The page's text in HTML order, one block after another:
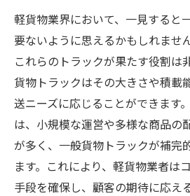
軽貨物業界において、一見すると
要ないように思えるかもしれませ
これらのトラックが果たす役割は
貨物トラックはその大きさや積載
送ニーズに応じることができます
は、小規模な運営や多様な商品の
が多く、一般貨物トラックが補完
ます。これにより、軽貨物業者は
手段を確保し、顧客の期待に応え